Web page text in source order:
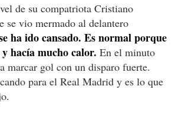
de su compatriota Cristiano
se vio mermado al delantero
ha ido cansado. Es normal porque
hacía mucho calor. En el minuto
marcar gol con un disparo fuerte.
para el Real Madrid y es lo que